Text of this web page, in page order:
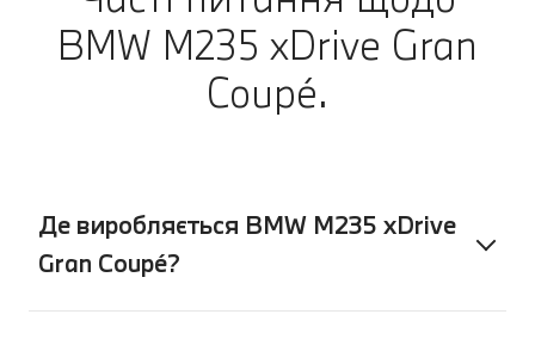
повідомлення у своєму застосунку
My BMW. А потім насолоджуватися
спокоєм, продовжуючи поїздку.
BMW M235 xDrive Gran
Coupé.
Де виробляється BMW M235 xDrive
Gran Coupé?